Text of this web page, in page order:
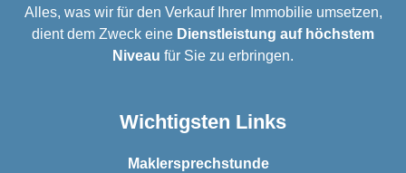
Alles, was wir für den Verkauf Ihrer Immobilie umsetzen,
dient dem Zweck eine Dienstleistung auf höchstem
Niveau für Sie zu erbringen.
Wichtigsten Links
Maklersprechstunde